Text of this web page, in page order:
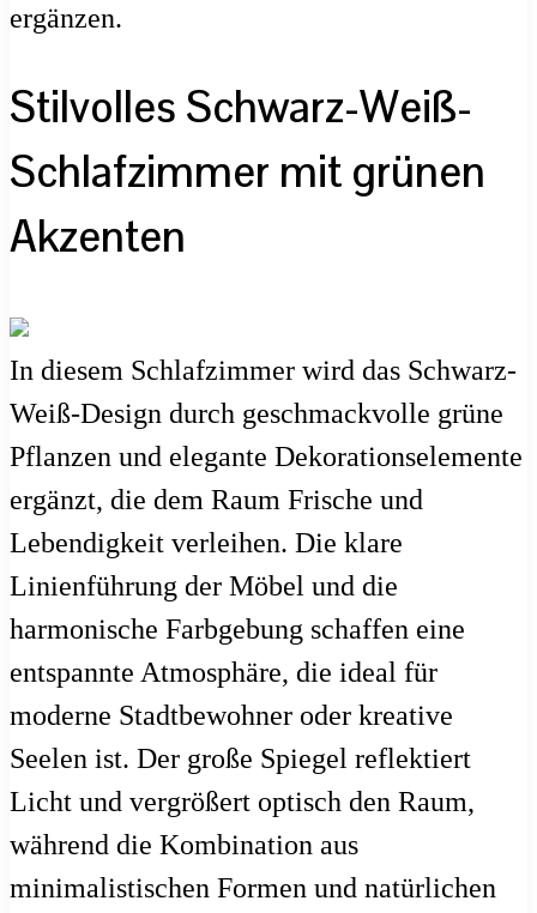
ergänzen.
Stilvolles Schwarz-Weiß-
Schlafzimmer mit grünen
Akzenten
In diesem Schlafzimmer wird das Schwarz-
Weiß-Design durch geschmackvolle grüne
Pflanzen und elegante Dekorationselemente
ergänzt, die dem Raum Frische und
Lebendigkeit verleihen. Die klare
Linienführung der Möbel und die
harmonische Farbgebung schaffen eine
entspannte Atmosphäre, die ideal für
moderne Stadtbewohner oder kreative
Seelen ist. Der große Spiegel reflektiert
Licht und vergrößert optisch den Raum,
während die Kombination aus
minimalistischen Formen und natürlichen